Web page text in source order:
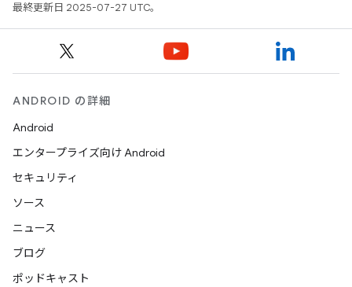
最終更新日 2025-07-27 UTC。
ANDROID の詳細
Android
エンタープライズ向け Android
セキュリティ
ソース
ニュース
ブログ
ポッドキャスト